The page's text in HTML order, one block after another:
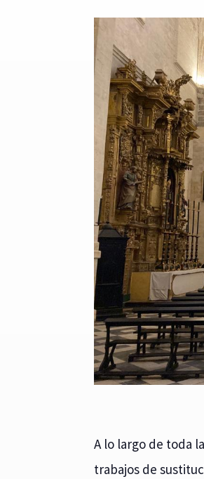
A lo largo de toda
trabajos de